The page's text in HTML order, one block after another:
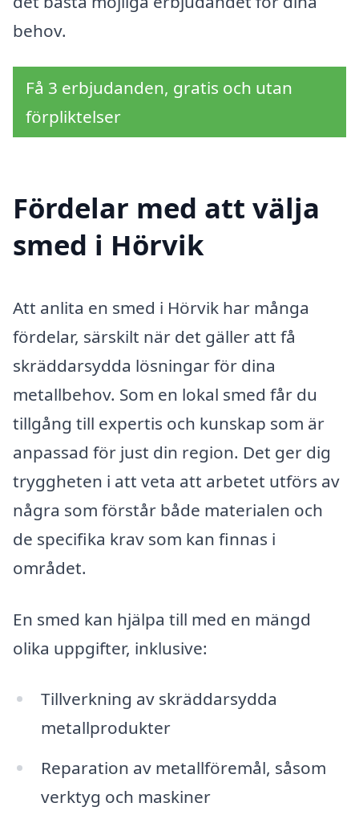
behov.
Få 3 erbjudanden, gratis och utan
förpliktelser
Fördelar med att välja
smed i Hörvik
Att anlita en smed i Hörvik har många
fördelar, särskilt när det gäller att få
skräddarsydda lösningar för dina
metallbehov. Som en lokal smed får du
tillgång till expertis och kunskap som är
anpassad för just din region. Det ger dig
tryggheten i att veta att arbetet utförs av
några som förstår både materialen och
de specifika krav som kan finnas i
området.
En smed kan hjälpa till med en mängd
olika uppgifter, inklusive:
Tillverkning av skräddarsydda
metallprodukter
Reparation av metallföremål, såsom
verktyg och maskiner